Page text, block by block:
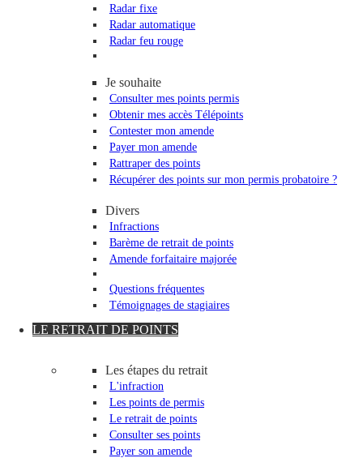
Radar fixe
Radar automatique
Radar feu rouge
Je souhaite
Consulter mes points permis
Obtenir mes accès Télépoints
Contester mon amende
Payer mon amende
Rattraper des points
Récupérer des points sur mon permis probatoire ?
Divers
Infractions
Barème de retrait de points
Amende forfaitaire majorée
Questions fréquentes
Témoignages de stagiaires
LE RETRAIT DE POINTS
Les étapes du retrait
L'infraction
Les points de permis
Le retrait de points
Consulter ses points
Payer son amende